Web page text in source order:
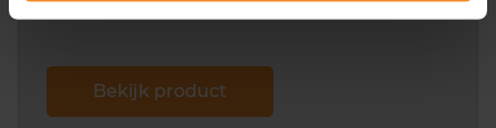
Bekijk product